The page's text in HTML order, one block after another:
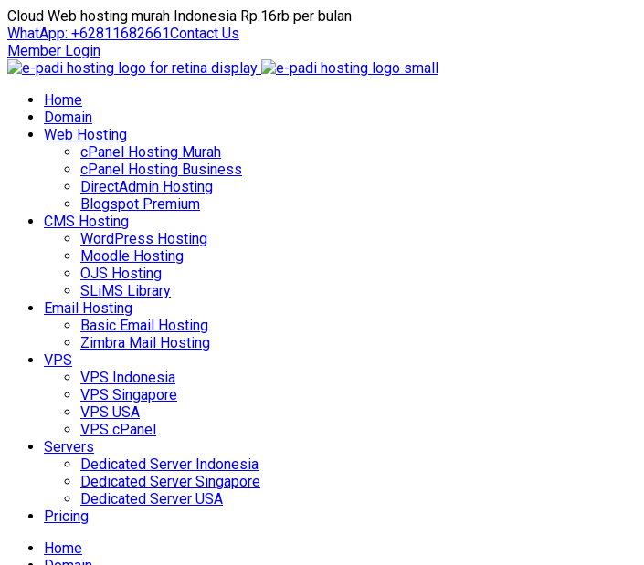
Cloud Web hosting murah Indonesia Rp.16rb per bulan
WhatApp: +62811682661Contact Us
Member Login
Home
Domain
Web Hosting
cPanel Hosting Murah
cPanel Hosting Business
DirectAdmin Hosting
Blogspot Premium
CMS Hosting
WordPress Hosting
Moodle Hosting
OJS Hosting
SLiMS Library
Email Hosting
Basic Email Hosting
Zimbra Mail Hosting
VPS
VPS Indonesia
VPS Singapore
VPS USA
VPS cPanel
Servers
Dedicated Server Indonesia
Dedicated Server Singapore
Dedicated Server USA
Pricing
Home